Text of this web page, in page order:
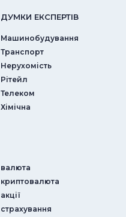
ДУМКИ ЕКСПЕРТIВ
Машинобудування
Транспорт
Нерухомість
Рітейл
Телеком
Хімічна
валюта
криптовалюта
акції
страхування